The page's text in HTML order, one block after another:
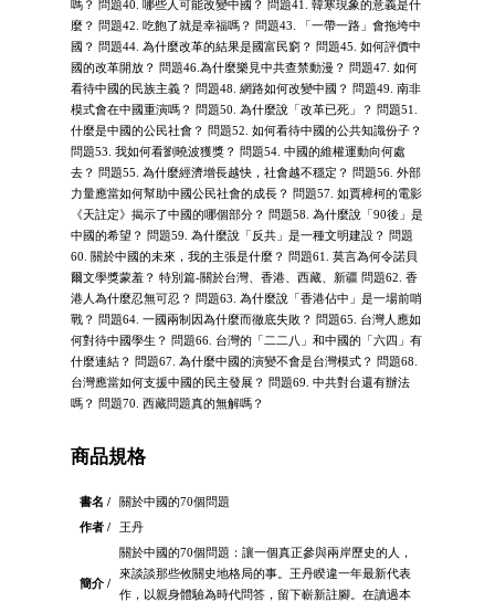
嗎？ 問題40. 哪些人可能改變中國？ 問題41. 韓寒現象的意義是什
麼？ 問題42. 吃飽了就是幸福嗎？ 問題43. 「一帶一路」會拖垮中
國？ 問題44. 為什麼改革的結果是國富民窮？ 問題45. 如何評價中
國的改革開放？ 問題46.為什麼樂見中共查禁動漫？ 問題47. 如何
看待中國的民族主義？ 問題48. 網路如何改變中國？ 問題49. 南非
模式會在中國重演嗎？ 問題50. 為什麼說「改革已死」？ 問題51.
什麼是中國的公民社會？ 問題52. 如何看待中國的公共知識份子？
問題53. 我如何看劉曉波獲獎？ 問題54. 中國的維權運動向何處
去？ 問題55. 為什麼經濟增長越快，社會越不穩定？ 問題56. 外部
力量應當如何幫助中國公民社會的成長？ 問題57. 如賈樟柯的電影
《天註定》揭示了中國的哪個部分？ 問題58. 為什麼說「90後」是
中國的希望？ 問題59. 為什麼說「反共」是一種文明建設？ 問題
60. 關於中國的未來，我的主張是什麼？ 問題61. 莫言為何令諾貝
爾文學獎蒙羞？ 特別篇-關於台灣、香港、西藏、新疆 問題62. 香
港人為什麼忍無可忍？ 問題63. 為什麼說「香港佔中」是一場前哨
戰？ 問題64. 一國兩制因為什麼而徹底失敗？ 問題65. 台灣人應如
何對待中國學生？ 問題66. 台灣的「二二八」和中國的「六四」有
什麼連結？ 問題67. 為什麼中國的演變不會是台灣模式？ 問題68.
台灣應當如何支援中國的民主發展？ 問題69. 中共對台還有辦法
嗎？ 問題70. 西藏問題真的無解嗎？
商品規格
書名 /
關於中國的70個問題
作者 /
王丹
簡介 /
關於中國的70個問題：讓一個真正參與兩岸歷史的人，
來談談那些攸關史地格局的事。王丹睽違一年最新代表
作，以親身體驗為時代問答，留下嶄新註腳。在讀過本